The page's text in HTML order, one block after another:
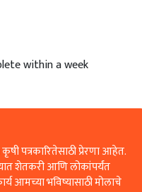
within a week
पत्रकारितेसाठी प्रेरणा आहेत.
शेतकरी आणि लोकांपर्यंत
आमच्या भविष्यासाठी मोलाचे